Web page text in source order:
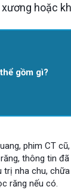
hoặc
gồm gì?
phim CT cũ,
thông tin đã
trị nha chu, chữa
răng nếu có.